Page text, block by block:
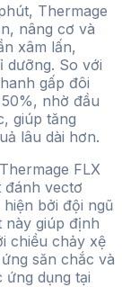
Thermage
nâng cơ và
xâm lấn,
dưỡng. So với
gấp đôi
nhờ đầu
giúp tăng
lâu dài hơn.
FLX
đánh vectơ
bởi đội ngũ
này giúp định
chiều chảy xệ
săn chắc và
dụng tại